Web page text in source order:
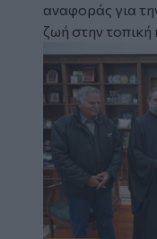
αναφοράς για
ζωή στην τοπική